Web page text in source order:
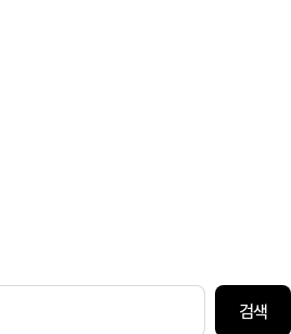
검색